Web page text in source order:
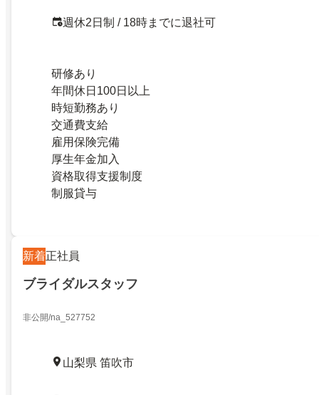
週休2日制 / 18時までに退社可
研修あり
年間休日100日以上
時短勤務あり
交通費支給
雇用保険完備
厚生年金加入
資格取得支援制度
制服貸与
新着正社員
ブライダルスタッフ
非公開/na_527752
山梨県 笛吹市